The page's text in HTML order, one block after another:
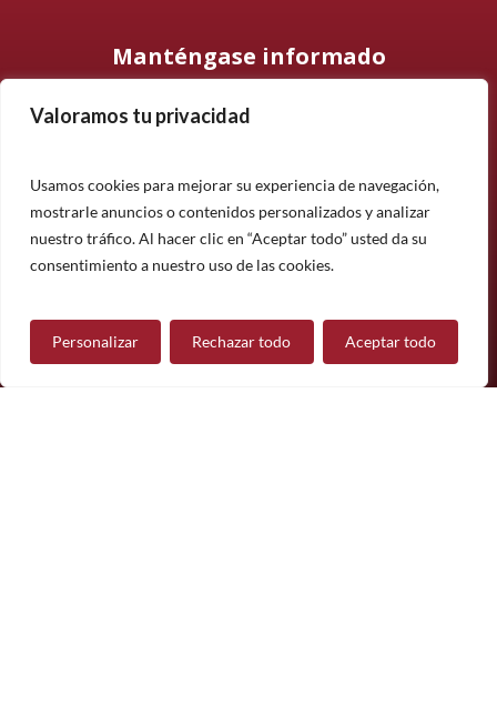
Valoramos tu privacidad
Usamos cookies para mejorar su experiencia de navegación,
mostrarle anuncios o contenidos personalizados y analizar
nuestro tráfico. Al hacer clic en “Aceptar todo” usted da su
consentimiento a nuestro uso de las cookies.
Personalizar Rechazar todo Aceptar todo
Manténgase informado
Suscríbase a nuestro boletín informativo y manténgase
noticias.
Suscríbete
¿Tiene alguna pregunta?
Contáctanos